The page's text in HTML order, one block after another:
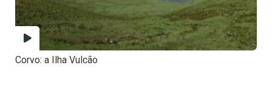
Corvo: a Ilha Vulcão